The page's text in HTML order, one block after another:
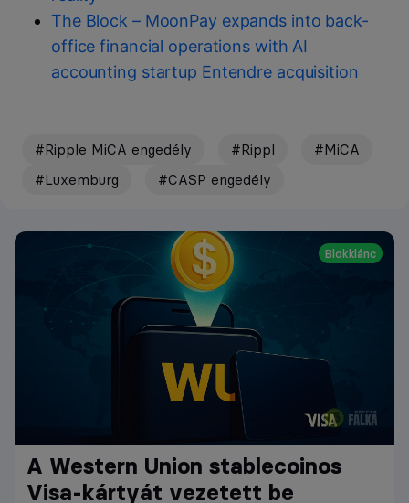
The Block – MoonPay expands into back-
office financial operations with AI
accounting startup Entendre acquisition
#Ripple MiCA engedély #Rippl
#MiCA
#Luxemburg
#CASP engedély
Blokklánc
A Western Union stablecoinos
Visa-kártyát vezetett be